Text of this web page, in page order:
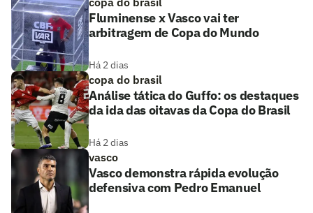
Fluminense x Vasco vai ter
arbitragem de Copa do Mundo
Há 2 dias
copa do brasil
Análise tática do Guffo: os destaques
da ida das oitavas da Copa do Brasil
Há 2 dias
vasco
Vasco demonstra rápida evolução
defensiva com Pedro Emanuel